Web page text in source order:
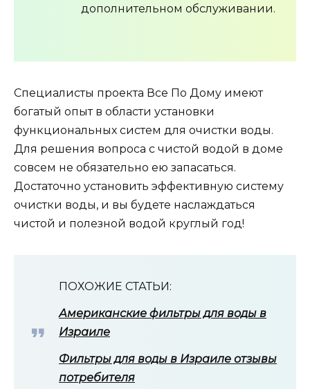
дополнительном обслуживании.
Специалисты проекта Все По Дому имеют
богатый опыт в области установки
функциональных систем для очистки воды.
Для решения вопроса с чистой водой в доме
совсем не обязательно ею запасаться.
Достаточно установить эффективную систему
очистки воды, и вы будете наслаждаться
чистой и полезной водой круглый год!
ПОХОЖИЕ СТАТЬИ:
Американские фильтры для воды в
Израиле
Фильтры для воды в Израиле отзывы
потребителя